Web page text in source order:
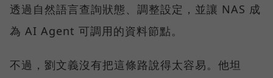
透過自然語言查詢狀態、調整設定，並讓 NAS 成
為 AI Agent 可調用的資料節點。
不過，劉文義沒有把這條路說得太容易。他坦